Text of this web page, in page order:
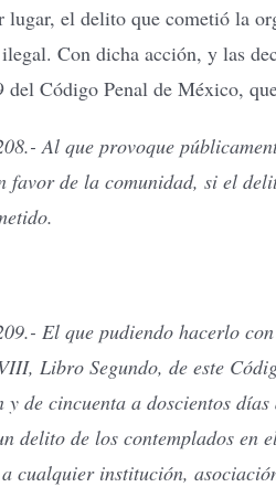
lugar, el delito que cometió la
Con dicha acción, y las
del Código Penal de México,
Al que provoque
favor de la comunidad, si el
El que pudiendo hacerlo
Libro Segundo, de este
y de cincuenta a doscientos
delito de los contemplados en
cualquier institución,